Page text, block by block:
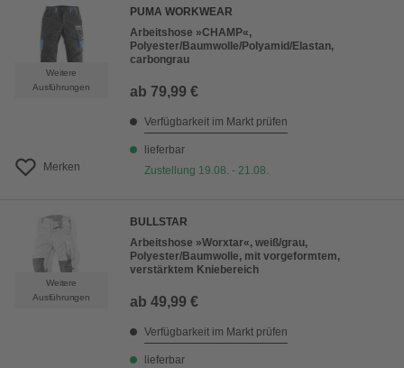
Weitere
Ausführungen
Merken
PUMA WORKWEAR
Arbeitshose »CHAMP«,
Polyester/Baumwolle/Polyamid/Elastan,
carbongrau
ab 79,99 €
Verfügbarkeit im Markt prüfen
lieferbar
Zustellung 19.08. - 21.08.
Weitere
Ausführungen
BULLSTAR
Arbeitshose »Worxtar«, weiß/grau,
Polyester/Baumwolle, mit vorgeformtem,
verstärktem Kniebereich
ab 49,99 €
Verfügbarkeit im Markt prüfen
lieferbar